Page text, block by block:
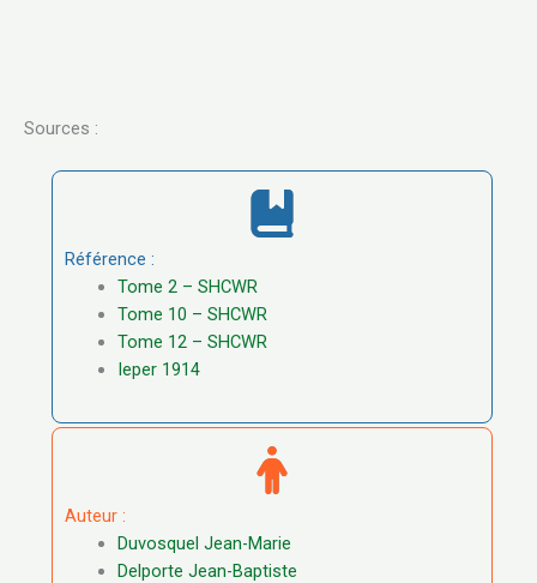
Sources :
Référence :
Tome 2 – SHCWR
Tome 10 – SHCWR
Tome 12 – SHCWR
Ieper 1914
Auteur :
Duvosquel Jean-Marie
Delporte Jean-Baptiste